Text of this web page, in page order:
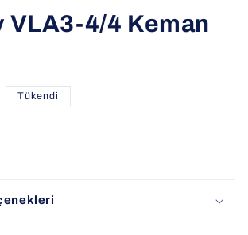
VLA3-4/4 Keman
Tükendi